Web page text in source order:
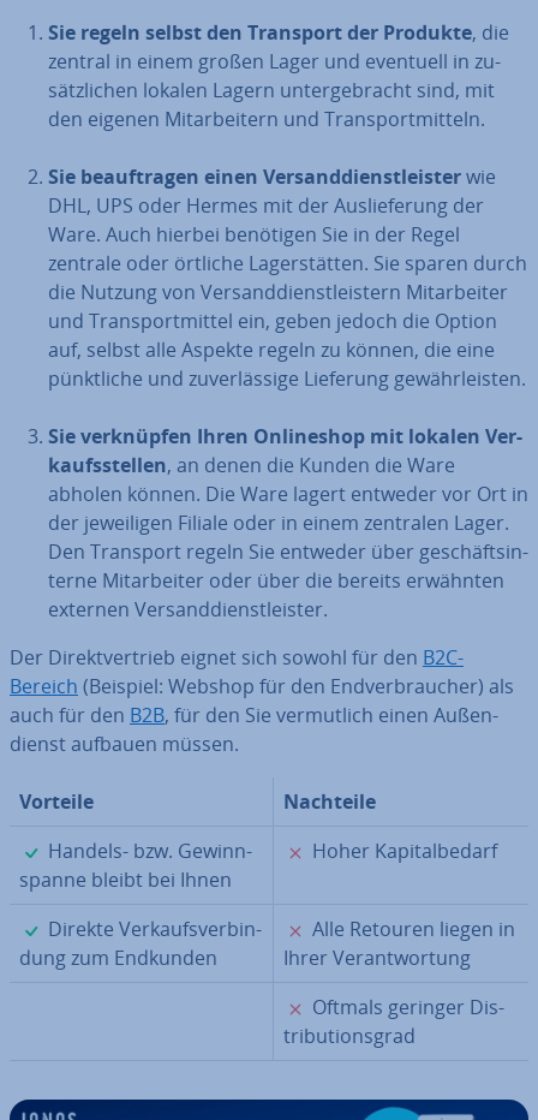
Sie regeln selbst den Transport der Produkte, die
zentral in einem großen Lager und eventuell in zu­
sätz­li­chen lokalen Lagern un­ter­ge­bracht sind, mit
den eigenen Mit­ar­bei­tern und Trans­port­mit­teln.
Sie be­auf­tra­gen einen Ver­sand­dienst­leis­terwie
DHL, UPS oder Hermes mit der Aus­lie­fe­rung der
Ware. Auch hierbei benötigen Sie in der Regel
zentrale oder örtliche La­ger­stät­ten. Sie sparen durch
die Nutzung von Ver­sand­dienst­leis­tern Mit­ar­bei­ter
und Trans­port­mit­tel ein, geben jedoch die Option
auf, selbst alle Aspekte regeln zu können, die eine
pünkt­li­che und zu­ver­läs­si­ge Lieferung ge­währ­leis­ten.
Sie ver­knüp­fen Ihren On­line­shop mit lokalen Ver­
kaufs­stel­len, an denen die Kunden die Ware
abholen können. Die Ware lagert entweder vor Ort in
der je­wei­li­gen Filiale oder in einem zentralen Lager.
Den Transport regeln Sie entweder über ge­schäfts­in­
ter­ne Mit­ar­bei­ter oder über die bereits erwähnten
externen Ver­sand­dienst­leis­ter.
Der Di­rekt­ver­trieb eignet sich sowohl für den B2C-
Bereich (Beispiel: Webshop für den End­ver­brau­cher) als
auch für den B2B, für den Sie ver­mut­lich einen Au­ßen­
dienst aufbauen müssen.
Vorteile
Nachteile
✓
Handels- bzw. Ge­winn­
span­ne bleibt bei Ihnen
✗
Hoher Ka­pi­tal­be­darf
✓
Direkte Ver­kaufs­ver­bin­
dung zum Endkunden
✗
Alle Retouren liegen in
Ihrer Ver­ant­wor­tung
✗
Oftmals geringer Dis­
tri­bu­ti­ons­grad